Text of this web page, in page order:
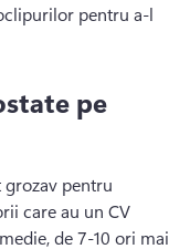
pentru a-l
pe
pentru
care au un CV
de 7-10 ori mai